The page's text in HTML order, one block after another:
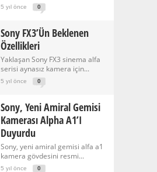
5 yıl önce 0
Sony FX3’ün Beklenen
Özellikleri
Yaklaşan Sony FX3 sinema alfa
serisi aynasız kamera için...
5 yıl önce 0
Sony, Yeni Amiral Gemisi
Kamerası Alpha A1’i
Duyurdu
Sony, yeni amiral gemisi alfa a1
kamera gövdesini resmi...
5 yıl önce 0